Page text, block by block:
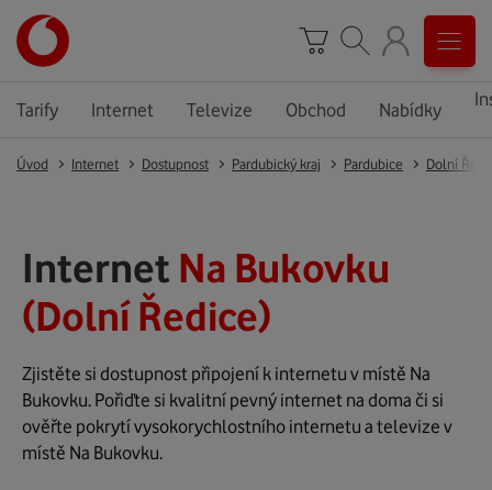
Tarify Internet Televize Obchod Nabídky
Úvod Internet Dostupnost Pardubický kraj Pardubice Dolní
Internet Na Bukovku
(Dolní Ředice)
Zjistěte si dostupnost připojení k internetu v místě Na
Bukovku. Pořiďte si kvalitní pevný internet na doma či si
ověřte pokrytí vysokorychlostního internetu a televize v
místě Na Bukovku.